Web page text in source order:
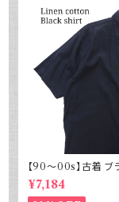
【90～00s】古着 ブ
コットンシャツ 黒 ボ
ト
¥7,184